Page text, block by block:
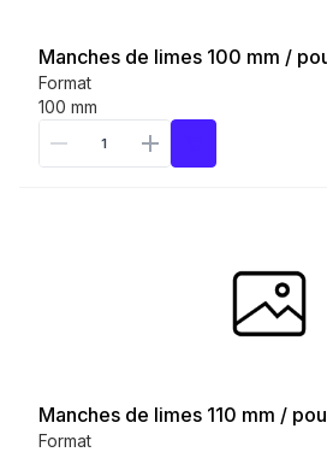
Manches de limes 100 mm /
Format
100 mm
Manches de limes 110 mm /
Format